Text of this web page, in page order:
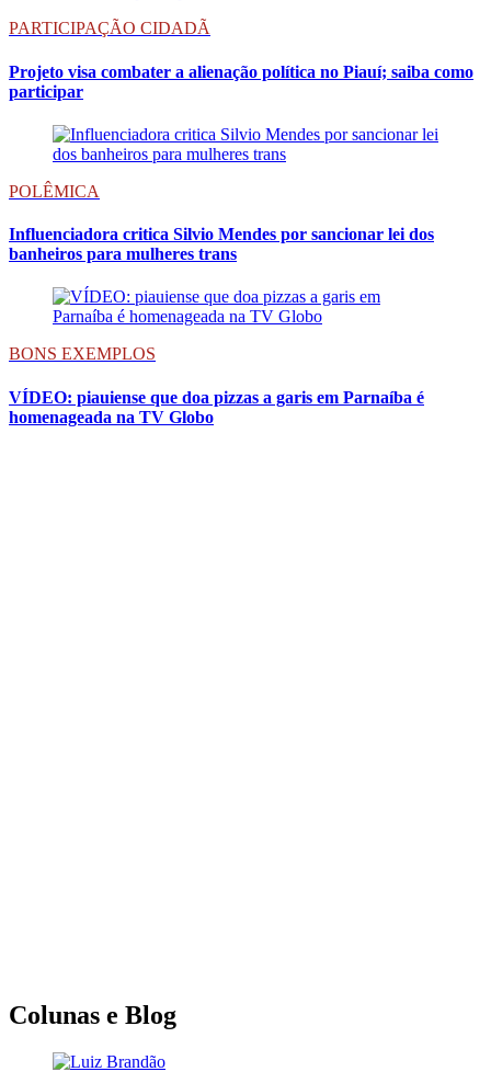
PARTICIPAÇÃO CIDADÃ
Projeto visa combater a alienação política no Piauí; saiba como
participar
POLÊMICA
Influenciadora critica Silvio Mendes por sancionar lei dos
banheiros para mulheres trans
BONS EXEMPLOS
VÍDEO: piauiense que doa pizzas a garis em Parnaíba é
homenageada na TV Globo
Colunas e Blog